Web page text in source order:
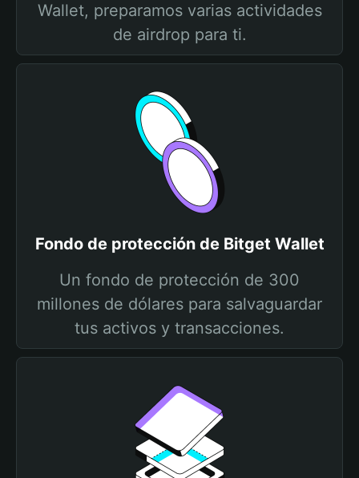
Wallet, preparamos varias actividades
de airdrop para ti.
Fondo de protección de Bitget Wallet
Un fondo de protección de 300
millones de dólares para salvaguardar
tus activos y transacciones.